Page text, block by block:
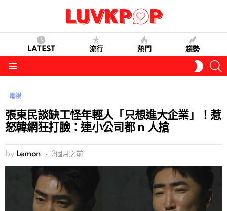
LATEST 流行 熱門 趨勢
SKIN
電視
張東民談缺工怪年輕人「只想進大企業」！惹
怒韓網狂打臉：連小公司都 n 人搶
by Lemon 3個月之前